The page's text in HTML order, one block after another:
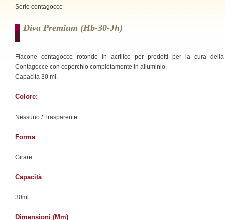
Serie contagocce
Diva Premium (hb-30-Jh)
Flacone contagocce rotondo in acrilico per prodotti per la cura
Contagocce con coperchio completamente in alluminio.
Capacità 30 ml.
Colore:
Nessuno / Trasparente
Forma
Girare
Capacità
30ml
Dimensioni (mm)